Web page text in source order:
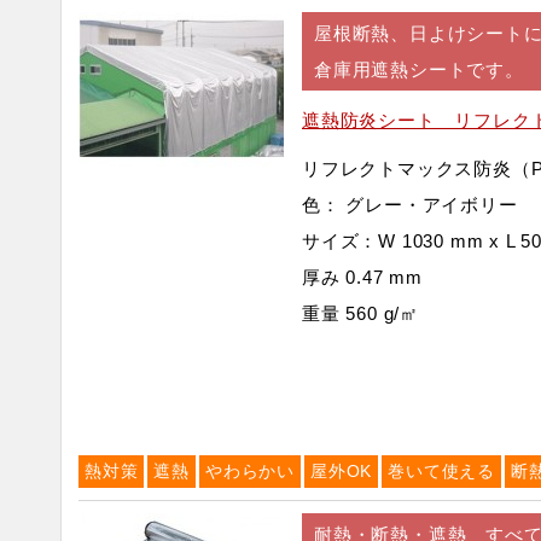
屋根断熱、日よけシート
倉庫用遮熱シートです。
遮熱防炎シート リフレク
リフレクトマックス防炎（
色： グレー・アイボリー
サイズ：W 1030 mm x L
厚み 0.47 mm
重量 560 g/㎡
熱対策 遮熱 やわらかい 屋外OK 巻いて使える 断
耐熱・断熱・遮熱 すべ